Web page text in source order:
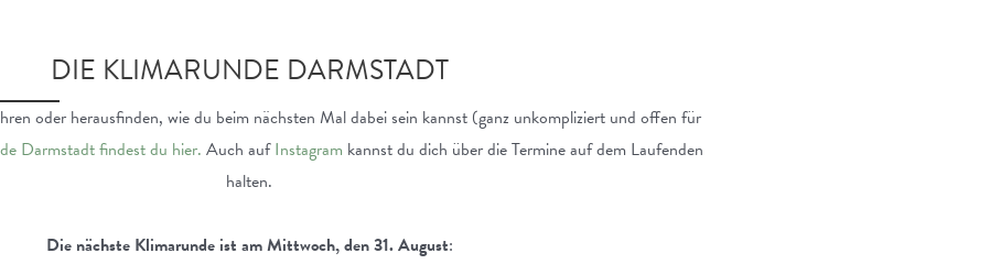
DIE KLIMARUNDE DARMSTADT
oder herausfinden, wie du beim nächsten Mal dabei sein kannst (ganz unkompliziert und offen für
Darmstadt findest du hier. Auch aufInstagram kannst du dich über die Termine auf dem Laufenden
halten.
Die nächste Klimarunde ist am Mittwoch, den 31. August: